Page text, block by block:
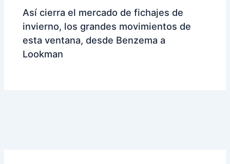
Así cierra el mercado de fichajes de
invierno, los grandes movimientos de
esta ventana, desde Benzema a
Lookman